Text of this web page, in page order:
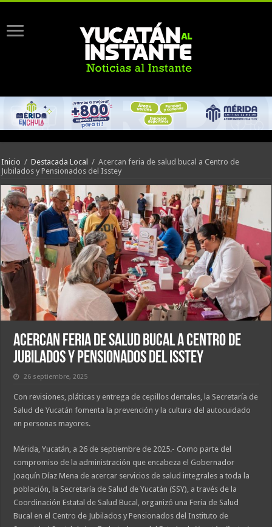
Inicio / Destacada Local / Acercan feria de salud bucal a Centro de
Jubilados y Pensionados del Isstey
Acercan feria de salud bucal a Centro de
Jubilados y Pensionados del Isstey
26 septiembre, 2025
Con revisiones, pláticas y entrega de cepillos dentales, la Secretaría de
Salud de Yucatán fomenta la prevención y la cultura del autocuidado
en personas mayores.
Mérida, Yucatán, a 26 de septiembre de 2025.- Como parte del
compromiso de la administración que encabeza el Gobernador
Joaquín Díaz Mena de acercar servicios de salud integrales a toda la
población, la Secretaría de Salud de Yucatán (SSY), a través de la
Coordinación Estatal de Salud Bucal, organizó una Feria de Salud
Bucal en el Centro de Jubilados y Pensionados del Instituto de